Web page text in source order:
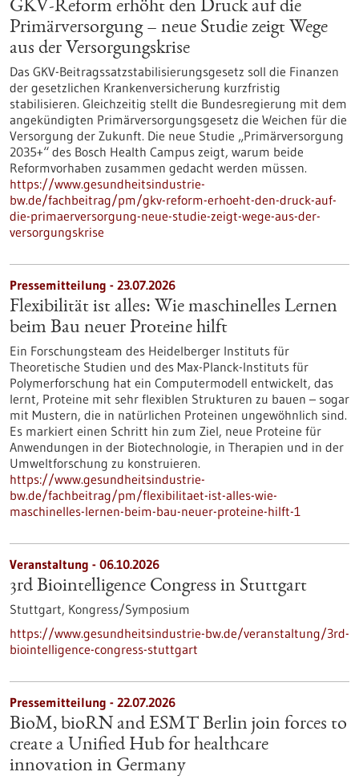
GKV-Reform erhöht den Druck auf die
Primärversorgung – neue Studie zeigt Wege
aus der Versorgungskrise
Das GKV-Beitragssatzstabilisierungsgesetz soll die Finanzen
der gesetzlichen Krankenversicherung kurzfristig
stabilisieren. Gleichzeitig stellt die Bundesregierung mit dem
angekündigten Primärversorgungsgesetz die Weichen für die
Versorgung der Zukunft. Die neue Studie „Primärversorgung
2035+“ des Bosch Health Campus zeigt, warum beide
Reformvorhaben zusammen gedacht werden müssen.
https://www.gesundheitsindustrie-
bw.de/fachbeitrag/pm/gkv-reform-erhoeht-den-druck-auf-
die-primaerversorgung-neue-studie-zeigt-wege-aus-der-
versorgungskrise
Pressemitteilung - 23.07.2026
Flexibilität ist alles: Wie maschinelles Lernen
beim Bau neuer Proteine hilft
Ein Forschungsteam des Heidelberger Instituts für
Theoretische Studien und des Max-Planck-Instituts für
Polymerforschung hat ein Computermodell entwickelt, das
lernt, Proteine mit sehr flexiblen Strukturen zu bauen – sogar
mit Mustern, die in natürlichen Proteinen ungewöhnlich sind.
Es markiert einen Schritt hin zum Ziel, neue Proteine für
Anwendungen in der Biotechnologie, in Therapien und in der
Umweltforschung zu konstruieren.
https://www.gesundheitsindustrie-
bw.de/fachbeitrag/pm/flexibilitaet-ist-alles-wie-
maschinelles-lernen-beim-bau-neuer-proteine-hilft-1
Veranstaltung - 06.10.2026
3rd Biointelligence Congress in Stuttgart
Stuttgart, Kongress/Symposium
https://www.gesundheitsindustrie-bw.de/veranstaltung/3rd-
biointelligence-congress-stuttgart
Pressemitteilung - 22.07.2026
BioM, bioRN and ESMT Berlin join forces to
create a Unified Hub for healthcare
innovation in Germany